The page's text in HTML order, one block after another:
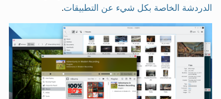
الدردشة الخاصة بكل شيء عن التطبيقات.